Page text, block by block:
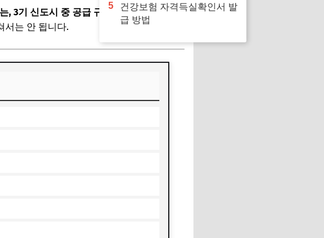
, 3기 신도시 중 공급 규모 1위 지역입니다.
서는 안 됩니다.
5
건강보험 자격득실확인서 발
급 방법